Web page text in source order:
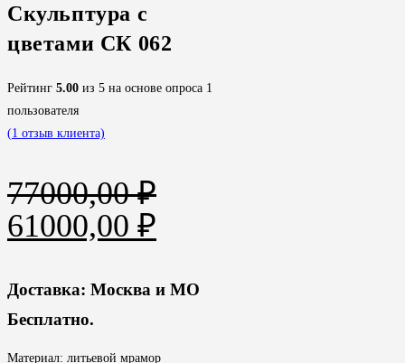
Скульптура с
цветами СК 062
Рейтинг 5.00 из 5 на основе опроса 1
пользователя
(1 отзыв клиента)
77000,00₽
Первоначальная
составляла
77000,00 ₽.
61000,00 ₽
61000,00 ₽.
Доставка: Москва и МО
Бесплатно.
Материал: литьевой мрамор